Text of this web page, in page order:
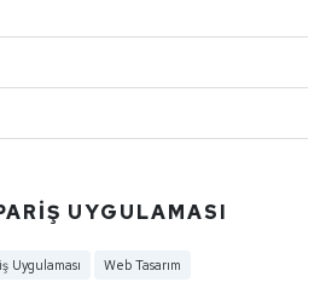
UYGULAMASI
Uygulaması
Web Tasarım